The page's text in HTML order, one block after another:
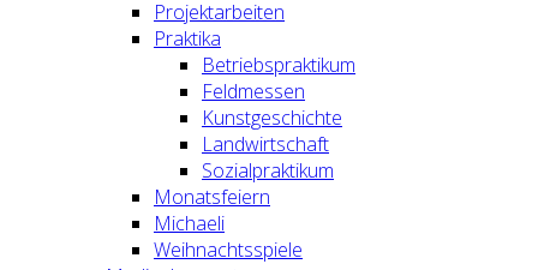
Projektarbeiten
Praktika
Betriebspraktikum
Feldmessen
Kunstgeschichte
Landwirtschaft
Sozialpraktikum
Monatsfeiern
Michaeli
Weihnachtsspiele